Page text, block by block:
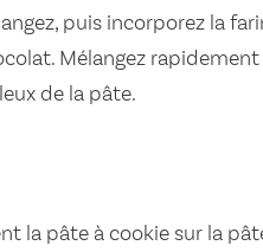
puis incorporez la
Mélangez
de la pâte.
la pâte à cookie sur la